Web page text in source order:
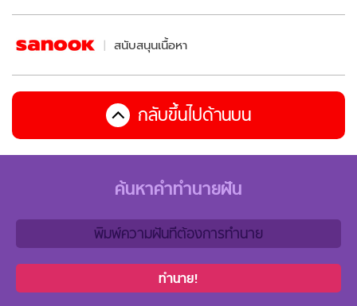
สนับสนุนเนื้อหา
กลับขึ้นไปด้านบน
ค้นหาคำทำนายฝัน
ทำนาย!